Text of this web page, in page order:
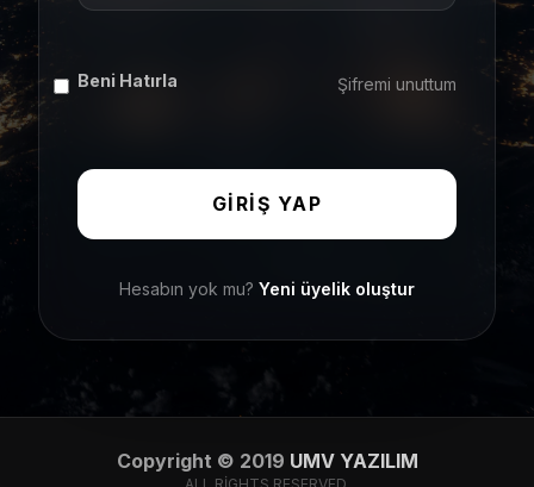
Beni Hatırla Şifremi unuttum
GIRIŞ YAP
Hesabın yok mu? Yeni üyelik oluştur
Copyright © 2019 UMV YAZILIM